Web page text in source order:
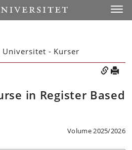
Universitet - Kurser
in Register Based
Volume 2025/2026